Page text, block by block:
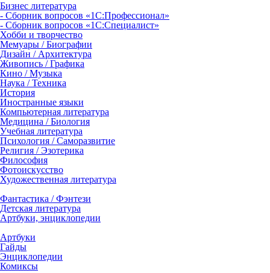
Бизнес литература
- Сборник вопросов «1С:Профессионал»
- Сборник вопросов «1С:Специалист»
Хобби и творчество
Мемуары / Биографии
Дизайн / Архитектура
Живопись / Графика
Кино / Музыка
Наука / Техника
История
Иностранные языки
Компьютерная литература
Медицина / Биология
Учебная литература
Психология / Саморазвитие
Религия / Эзотерика
Философия
Фотоискусство
Художественная литература
Фантастика / Фэнтези
Детская литература
Артбуки, энциклопедии
Артбуки
Гайды
Энциклопедии
Комиксы